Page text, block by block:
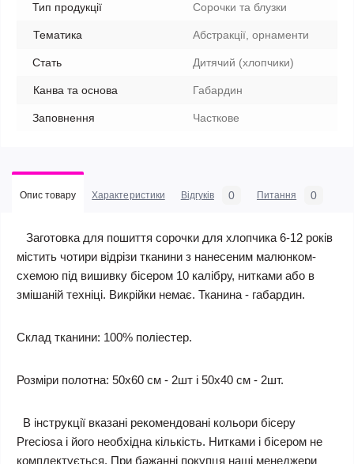
Тип продукції Сорочки та блузки
Тематика Абстракції, орнаменти
Стать Дитячий (хлопчики)
Канва та основа Габардин
Заповнення Часткове
Опис товару Характеристики Відгуків 0 Питання 0
Заготовка для пошиття сорочки для хлопчика 6-12 років
містить чотири відрізи тканини з нанесеним малюнком-
схемою під вишивку бісером 10 калібру, нитками або в
змішаній техніці. Викрійки немає. Тканина - габардин.
Склад тканини: 100% поліестер.
Розміри полотна: 50х60 см - 2шт і 50х40 см - 2шт.
В інструкції вказані рекомендовані кольори бісеру
Preciosa і його необхідна кількість. Нитками і бісером не
комплектується. При бажанні покупця наші менеджери